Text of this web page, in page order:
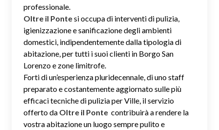
professionale.
Oltre il Pontesi occupa di interventi di pulizia,
igienizzazione e sanificazione degli ambienti
domestici, indipendentemente dalla tipologia di
abitazione, per tutti i suoi clienti in Borgo San
Lorenzo e zone limitrofe.
Forti di un’esperienza pluridecennale, di uno staff
preparato e costantemente aggiornato sulle più
efficaci tecniche di pulizia per Ville, il servizio
offerto da Oltre il Ponte contribuirà a rendere la
vostra abitazione un luogo sempre pulito e